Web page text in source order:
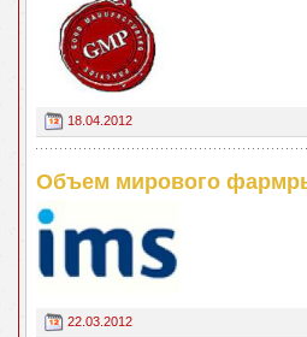
18.04.2012
Объем мирового
22.03.2012